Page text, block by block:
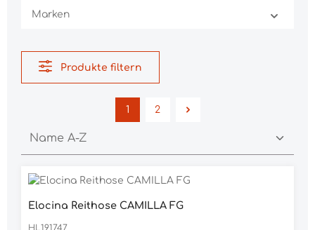
Marken
Produkte filtern
Seite
1
Seite
2
Elocina Reithose CAMILLA FG